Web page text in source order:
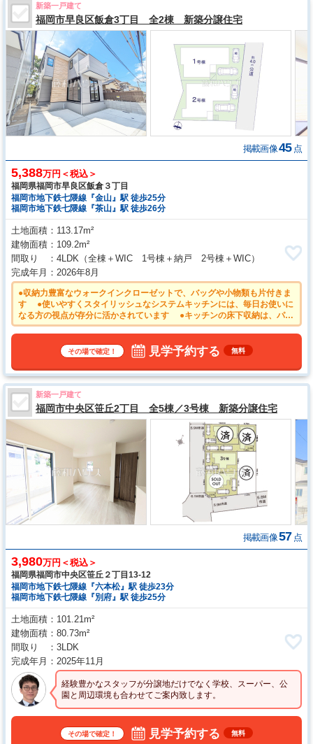
新築一戸建て
福岡市早良区飯倉3丁目 全2棟 新築分譲住宅
掲載画像45 点
5,388万円＜税込＞
福岡県福岡市早良区飯倉３丁目
福岡市地下鉄七隈線『金山』駅 徒歩25分
福岡市地下鉄七隈線『茶山』駅 徒歩26分
土地面積
113.17m²
建物面積
109.2m²
間取り
4LDK （全棟＋WIC 1号棟＋納戸 2号棟＋WIC）
完成年月
2026年8月
●収納力豊富なウォークインクローゼットで、バッグや小物類も片付きま
す ●使いやすくスタイリッシュなシステムキッチンには、毎日お使いに
なる方の視点が存分に活かされています ●キッチンの床下収納は、パン
トリー代わりのストック場所としても活用できます！ ●来客時にも便利
その場で確定！ 見学予約する 無料
新築一戸建て
福岡市中央区笹丘2丁目 全5棟／3号棟 新築分譲住宅
掲載画像57 点
3,980万円＜税込＞
福岡県福岡市中央区笹丘２丁目13-12
福岡市地下鉄七隈線『六本松』駅 徒歩23分
福岡市地下鉄七隈線『別府』駅 徒歩25分
土地面積
101.21m²
建物面積
80.73m²
間取り
3LDK
完成年月
2025年11月
経験豊かなスタッフが分譲地だけでなく学校、スーパー、公
園と周辺環境も合わせてご案内致します。
その場で確定！ 見学予約する 無料